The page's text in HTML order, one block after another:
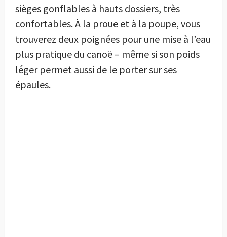
sièges gonflables à hauts dossiers, très
confortables. À la proue et à la poupe, vous
trouverez deux poignées pour une mise à l’eau
plus pratique du canoë – même si son poids
léger permet aussi de le porter sur ses
épaules.